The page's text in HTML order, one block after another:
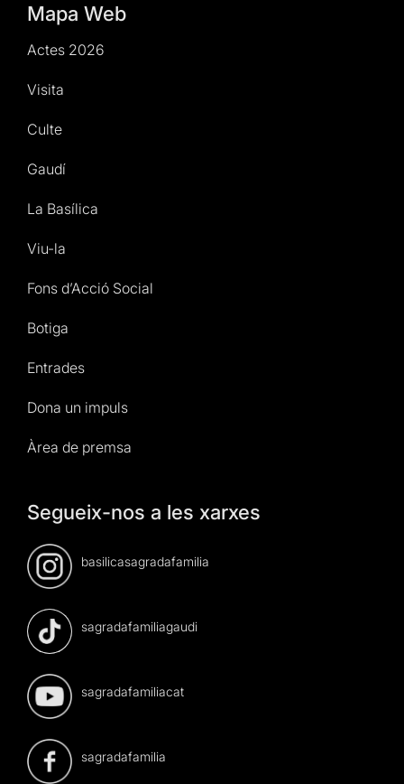
Mapa Web
Actes 2026
Visita
Culte
Gaudí
La Basílica
Viu-la
Fons d’Acció Social
Botiga
Entrades
Dona un impuls
Àrea de premsa
Segueix-nos a les xarxes
basilicasagradafamilia
sagradafamiliagaudi
sagradafamiliacat
sagradafamilia